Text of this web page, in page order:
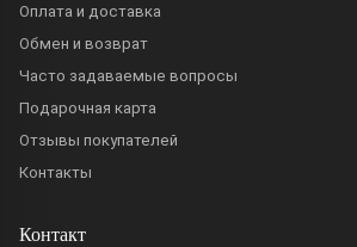
Оплата и доставка
Обмен и возврат
Часто задаваемые вопросы
Подарочная карта
Отзывы покупателей
Контакты
Контакт